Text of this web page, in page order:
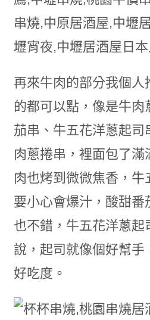
再來牛肉的部分我個人
的都可以點，像是牛肉
茄串、牛五花洋蔥起司
肉蔥捲串，裡面包了滿
肉也烤到微微焦香，牛
要小心會爆汁，酸甜番
也不錯，牛五花洋蔥起
說，起司就像個好幫手
好吃度。